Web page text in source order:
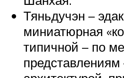
Тяньдучэн –
миниатюрная
типичной – по
представлениям